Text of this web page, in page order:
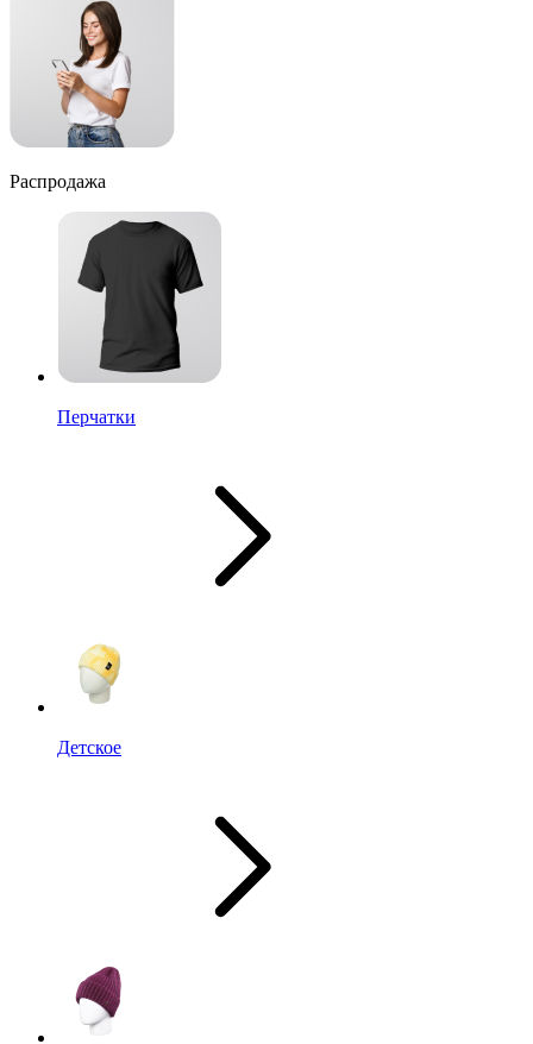
Распродажа
Перчатки
Детское